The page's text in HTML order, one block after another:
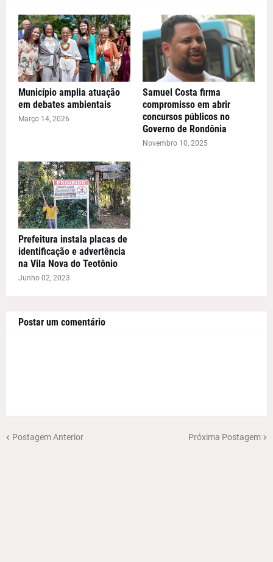
Município amplia atuação
em debates ambientais
Março 14, 2026
Samuel Costa firma
compromisso em abrir
concursos públicos no
Governo de Rondônia
Novembro 10, 2025
Prefeitura instala placas de
identificação e advertência
na Vila Nova do Teotônio
Junho 02, 2023
Postar um comentário
Postagem Anterior Próxima Postagem